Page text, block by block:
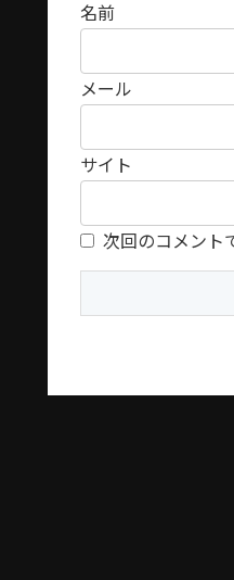
名前
メール
サイト
次回のコメント